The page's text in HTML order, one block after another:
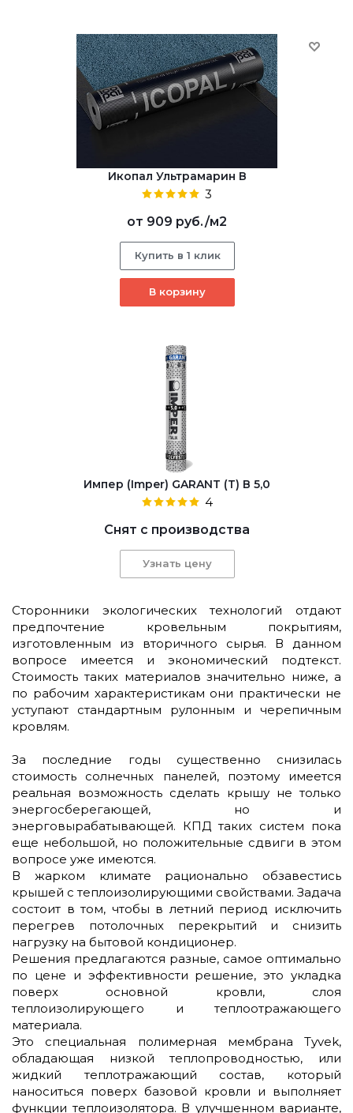
Икопал Ультрамарин В
3
от 909 руб./м2
Купить в 1 клик
В корзину
Импер (Imper) GARANT (Т) В 5,0
4
Снят с производства
Узнать цену
Сторонники экологических технологий отдают
предпочтение кровельным покрытиям,
изготовленным из вторичного сырья. В данном
вопросе имеется и экономический подтекст.
Стоимость таких материалов значительно ниже, а
по рабочим характеристикам они практически не
уступают стандартным рулонным и черепичным
кровлям.
За последние годы существенно снизилась
стоимость солнечных панелей, поэтому имеется
реальная возможность сделать крышу не только
энергосберегающей, но и
энерговырабатывающей. КПД таких систем пока
еще небольшой, но положительные сдвиги в этом
вопросе уже имеются.
В жарком климате рационально обзавестись
крышей с теплоизолирующими свойствами. Задача
состоит в том, чтобы в летний период исключить
перегрев потолочных перекрытий и снизить
нагрузку на бытовой кондиционер.
Решения предлагаются разные, самое оптимально
по цене и эффективности решение, это укладка
поверх основной кровли, слоя
теплоизолирующего и теплоотражающего
материала.
Это специальная полимерная мембрана Tyvek,
обладающая низкой теплопроводностью, или
жидкий теплотражающий состав, который
наноситься поверх базовой кровли и выполняет
функции теплоизолятора. В улучшенном варианте,